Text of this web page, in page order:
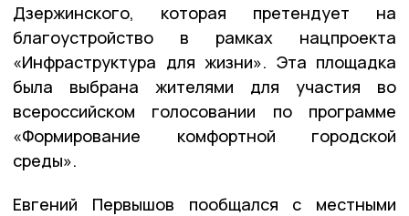
Дзержинского, которая претендует на
благоустройство в рамках нацпроекта
«Инфраструктура для жизни». Эта площадка
была выбрана жителями для участия во
всероссийском голосовании по программе
«Формирование комфортной городской
среды».
Евгений Первышов пообщался с местными